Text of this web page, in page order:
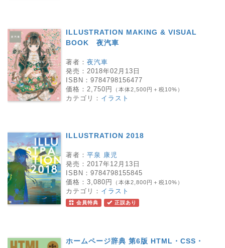
ILLUSTRATION MAKING & VISUAL
BOOK 夜汽車
著者： 夜汽車
発売： 2018年02月13日
ISBN： 9784798156477
価格： 2,750円 （本体2,500円＋税10%）
カテゴリ： イラスト
ILLUSTRATION 2018
著者： 平泉 康児
発売： 2017年12月13日
ISBN： 9784798155845
価格： 3,080円 （本体2,800円＋税10%）
カテゴリ： イラスト
会員特典 正誤あり
ホームページ辞典 第6版 HTML・CSS・